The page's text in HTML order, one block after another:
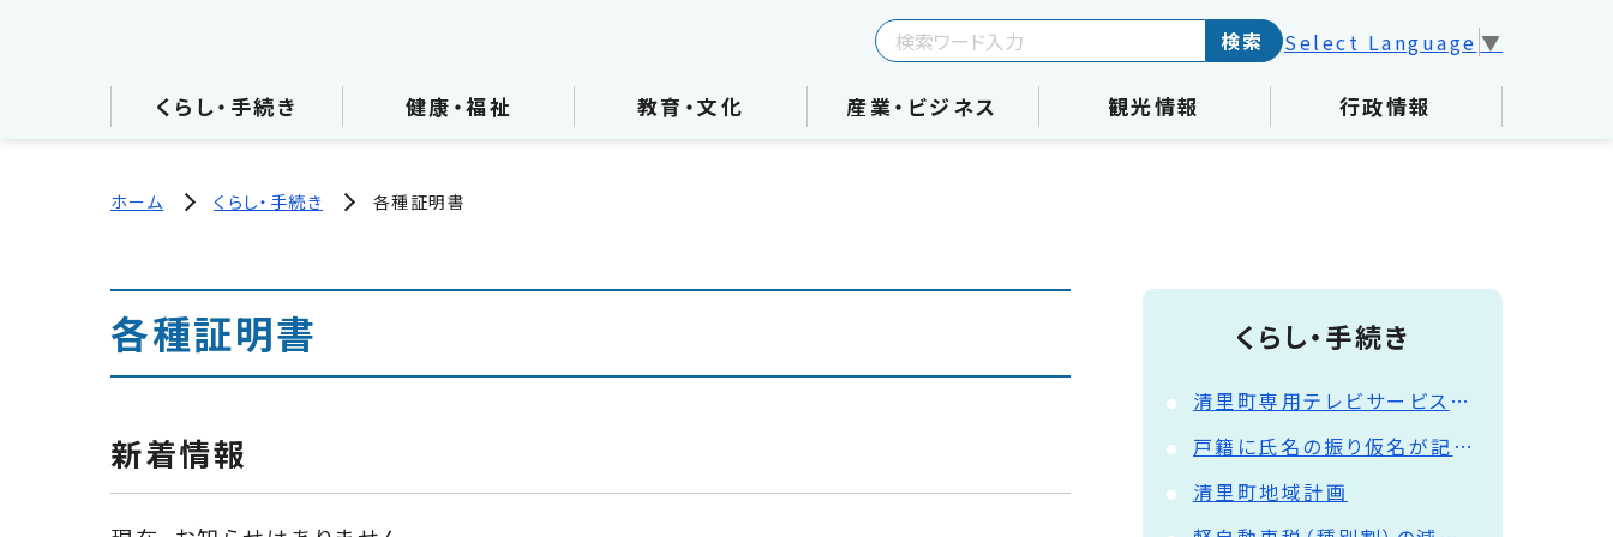
くらし・手続き 健康・福祉 教育・文化 産業・ビジネス 観光情報 行政情報
検索 Select Language ▼
ホーム くらし・手続き 各種証明書
各種証明書
新着情報
くらし・手続き
清里町専用テレビサービスが始まりました
戸籍に氏名の振り仮名が記載されます
清里町地域計画